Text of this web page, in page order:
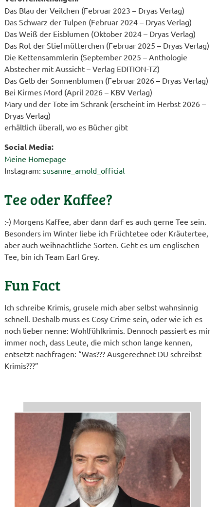
Das Blau der Veilchen (Februar 2023 – Dryas Verlag)
Das Schwarz der Tulpen (Februar 2024 – Dryas Verlag)
Das Weiß der Eisblumen (Oktober 2024 – Dryas Verlag)
Das Rot der Stiefmütterchen (Februar 2025 – Dryas Verlag)
Die Kettensammlerin (September 2025 – Anthologie
Abstecher mit Aussicht – Verlag EDITION-TZ)
Das Gelb der Sonnenblumen (Februar 2026 – Dryas Verlag)
Bei Kirmes Mord (April 2026 – KBV Verlag)
Mary und der Tote im Schrank (erscheint im Herbst 2026 –
Dryas Verlag)
erhältlich überall, wo es Bücher gibt
Social Media:
Meine Homepage
Instagram: susanne_arnold_official
Tee oder Kaffee?
:-) Morgens Kaffee, aber dann darf es auch gerne Tee sein.
Besonders im Winter liebe ich Früchtetee oder Kräutertee,
aber auch weihnachtliche Sorten. Geht es um englischen
Tee, bin ich Team Earl Grey.
Fun Fact
Ich schreibe Krimis, grusele mich aber selbst wahnsinnig
schnell. Deshalb muss es Cosy Crime sein, oder wie ich es
noch lieber nenne: Wohlfühlkrimis. Dennoch passiert es mir
immer noch, dass Leute, die mich schon lange kennen,
entsetzt nachfragen: “Was??? Ausgerechnet DU schreibst
Krimis???”